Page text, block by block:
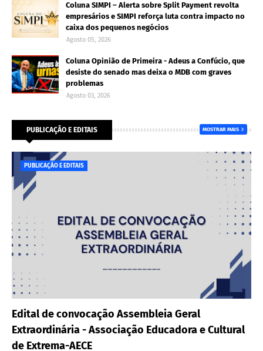
Coluna SIMPI – Alerta sobre Split Payment revolta
empresários e SIMPI reforça luta contra impacto no
caixa dos pequenos negócios
Agosto 05, 2026
Coluna Opinião de Primeira - Adeus a Confúcio, que
desiste do senado mas deixa o MDB com graves
problemas
Agosto 03, 2026
PUBLICAÇÃO E EDITAIS MOSTRAR MAIS
PUBLICAÇÃO E EDITAIS
Edital de convocação Assembleia Geral
Extraordinária - Associação Educadora e Cultural
de Extrema-AECE